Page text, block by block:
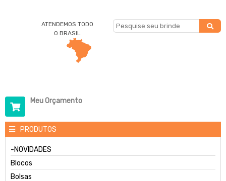
ATENDEMOS TODO
O BRASIL
Meu Orçamento
PRODUTOS
-NOVIDADES
Blocos
Bolsas